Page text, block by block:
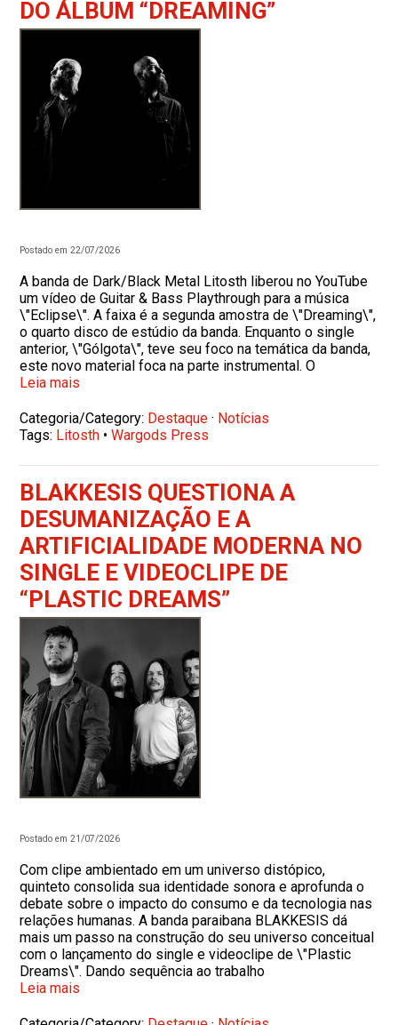
DO ÁLBUM “DREAMING”
Postado em 22/07/2026
A banda de Dark/Black Metal Litosth liberou no YouTube
um vídeo de Guitar & Bass Playthrough para a música
\"Eclipse\". A faixa é a segunda amostra de \"Dreaming\",
o quarto disco de estúdio da banda. Enquanto o single
anterior, \"Gólgota\", teve seu foco na temática da banda,
este novo material foca na parte instrumental. O
Leia mais
Categoria/Category: Destaque · Notícias
Tags: Litosth •Wargods Press
BLAKKESIS QUESTIONA A
DESUMANIZAÇÃO E A
ARTIFICIALIDADE MODERNA NO
SINGLE E VIDEOCLIPE DE
“PLASTIC DREAMS”
Postado em 21/07/2026
Com clipe ambientado em um universo distópico,
quinteto consolida sua identidade sonora e aprofunda o
debate sobre o impacto do consumo e da tecnologia nas
relações humanas. A banda paraibana BLAKKESIS dá
mais um passo na construção do seu universo conceitual
com o lançamento do single e videoclipe de \"Plastic
Dreams\". Dando sequência ao trabalho
Leia mais